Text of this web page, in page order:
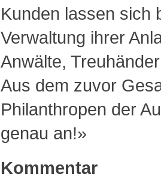
Kunden lassen sich
Verwaltung ihrer
Anwälte,
Aus dem zuvor
Philanthropen der
genau an!»
Kommentar